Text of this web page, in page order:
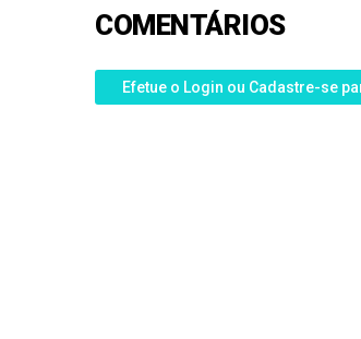
COMENTÁRIOS
Efetue o Login ou Cadastre-se